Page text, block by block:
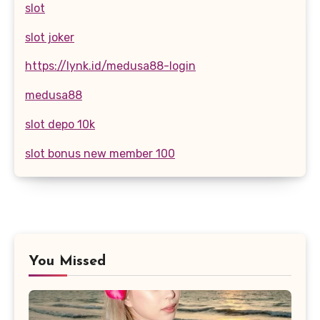
slot
slot joker
https://lynk.id/medusa88-login
medusa88
slot depo 10k
slot bonus new member 100
You Missed